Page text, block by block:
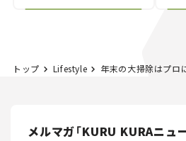
トップ Lifestyle 年末の大掃除はプロに任せてゆったりと！ きれいが長持ちする、ベアーズの「ハウスクリーニング」を体験して
メルマガ「KURU KURAニュー